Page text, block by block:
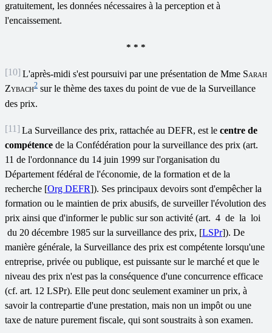
gratuitement, les données nécessaires à la perception et à
l'encaissement.
* * *
[10] L'après-midi s'est poursuivi par une présentation de Mme Sarah
Zybach2 sur le thème des taxes du point de vue de la Surveillance
des prix.
[11] La Surveillance des prix, rattachée au DEFR, est le centre de
compétence de la Confédération pour la surveillance des prix (art.
11 de l'ordonnance du 14 juin 1999 sur l'organisation du
Département fédéral de l'économie, de la formation et de la
recherche [Org DEFR]). Ses principaux devoirs sont d'empêcher la
formation ou le maintien de prix abusifs, de surveiller l'évolution des
prix ainsi que d'informer le public sur son activité (art. 4 de la loi
du 20 décembre 1985 sur la surveillance des prix, [LSPr]). De
manière générale, la Surveillance des prix est compétente lorsqu'une
entreprise, privée ou publique, est puissante sur le marché et que le
niveau des prix n'est pas la conséquence d'une concurrence efficace
(cf. art. 12 LSPr). Elle peut donc seulement examiner un prix, à
savoir la contrepartie d'une prestation, mais non un impôt ou une
taxe de nature purement fiscale, qui sont soustraits à son examen.